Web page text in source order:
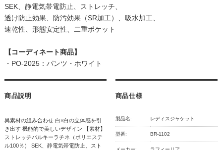
SEK、静電気帯電防止、ストレッチ、
透け防止効果、防汚効果（SR加工）、吸水加工、
速乾性、形態安定性、二重ポケット
【コーディネート商品】
・ PO-2025：パンツ・ホワイト
商品説明
異素材の組み合わせ 白×白の立体感を引
き出す 機能的で美しいデザイン 【素材】
ストレッチバルキーラチネ（ポリエステ
ル100％） SEK、静電気帯電防止、スト
商品仕様
製品名: レディスジャケット
型番: BR-1102